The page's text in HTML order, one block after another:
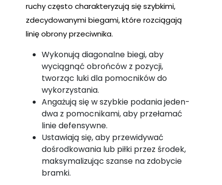
ruchy często charakteryzują się szybkimi,
zdecydowanymi biegami, które rozciągają
linię obrony przeciwnika.
Wykonują diagonalne biegi, aby
wyciągnąć obrońców z pozycji,
tworząc luki dla pomocników do
wykorzystania.
Angażują się w szybkie podania jeden-
dwa z pomocnikami, aby przełamać
linie defensywne.
Ustawiają się, aby przewidywać
dośrodkowania lub piłki przez środek,
maksymalizując szanse na zdobycie
bramki.